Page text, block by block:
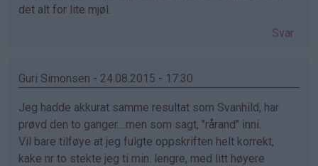
det alt for lite mjøl.
Svar
Guri Simonsen - 24.08.2015 - 17:30
Jeg hadde akkurat samme resultat som Svanhild, har
prøvd den to ganger....men som sagt, "rårand" inni.
Vil bare tilføye at jeg fulgte oppskriften helt korrekt,
kake nr to stekte jeg ti min. lengre, med litt høyere